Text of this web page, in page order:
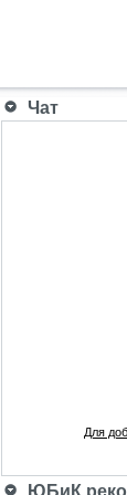
Чат
Для
ЮБиК